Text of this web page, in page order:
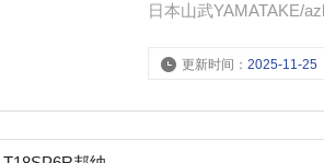
日本山武YAMATAKE/
更新时间：2025-11-25